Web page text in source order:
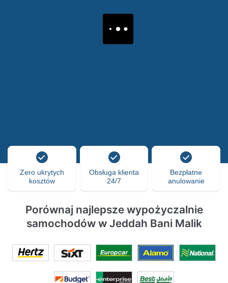
Zero ukrytych
kosztów
Obsługa klienta
24/7
Bezpłatne
anulowanie
Porównaj najlepsze wypożyczalnie
samochodów w Jeddah Bani Malik